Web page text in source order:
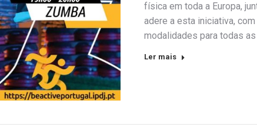
física em toda a Europa,
adere a esta iniciativa,
modalidades para todas
Ler mais